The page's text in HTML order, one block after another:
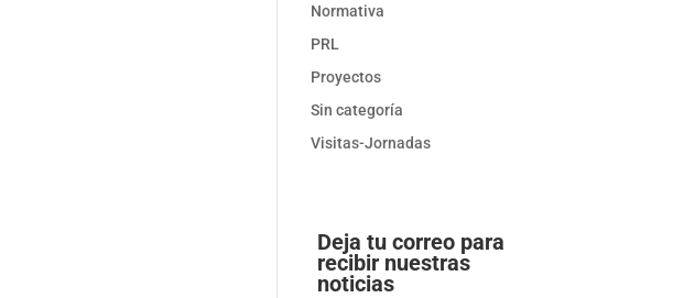
Normativa
PRL
Proyectos
Sin categoría
Visitas-Jornadas
Deja tu correo para
recibir nuestras
noticias